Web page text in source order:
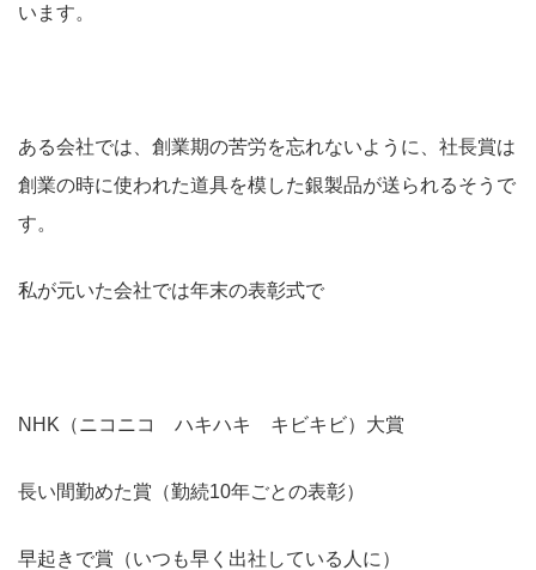
います。
ある会社では、創業期の苦労を忘れないように、社長賞は
創業の時に使われた道具を模した銀製品が送られるそうで
す。
私が元いた会社では年末の表彰式で
NHK（ニコニコ ハキハキ キビキビ）大賞
長い間勤めた賞（勤続10年ごとの表彰）
早起きで賞（いつも早く出社している人に）